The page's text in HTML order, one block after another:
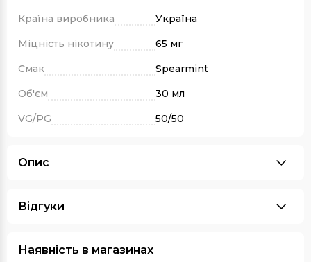
Країна виробника
Україна
Міцність нікотину
65 мг
Смак
Spearmint
Об'єм
30 мл
VG/PG
50/50
Опис
Відгуки
Наявність в магазинах